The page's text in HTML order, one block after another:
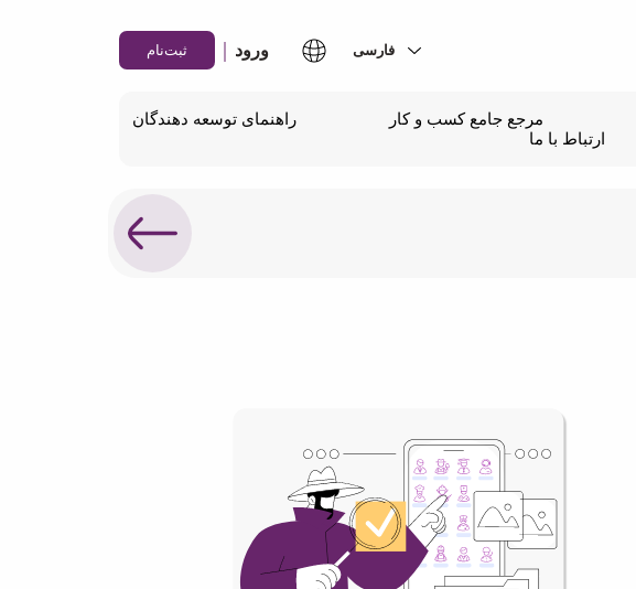
ورود | ثبت‌نام
مرجع جامع کسب و کار
راهنمای توسعه دهندگان
ارتباط با ما